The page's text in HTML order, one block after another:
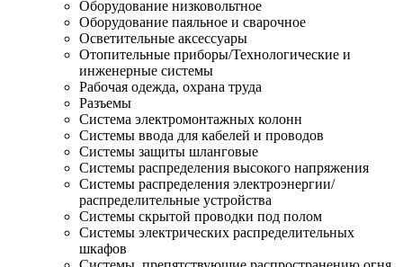
Оборудование низковольтное
Оборудование паяльное и сварочное
Осветительные аксессуары
Отопительные приборы/Технологические и
инженерные системы
Рабочая одежда, охрана труда
Разъемы
Система электромонтажных колонн
Системы ввода для кабелей и проводов
Системы защиты шланговые
Системы распределения высокого напряжения
Системы распределения электроэнергии/
распределительные устройства
Системы скрытой проводки под полом
Системы электрических распределительных
шкафов